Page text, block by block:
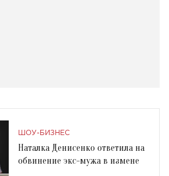
ШОУ-БИЗНЕС
Наталка Денисенко ответила на
обвинение экс-мужа в измене